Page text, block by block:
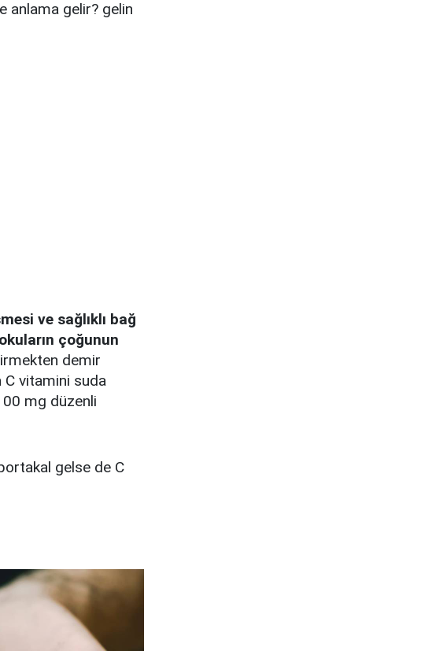
anlama gelir? gelin
ve sağlıklı bağ
çoğunun
demir
C vitamini suda
mg düzenli
gelse de C